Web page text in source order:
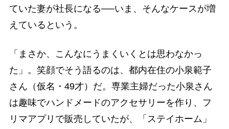
ていた妻が社長になる──いま、そんなケースが増
えているという。
「まさか、こんなにうまくいくとは思わなかっ
た」。笑顔でそう語るのは、都内在住の小泉範子
さん（仮名・49才）だ。専業主婦だった小泉さん
は趣味でハンドメードのアクセサリーを作り、フ
リマアプリで販売していたが、「ステイホーム」